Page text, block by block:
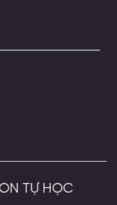
TỰ HỌC